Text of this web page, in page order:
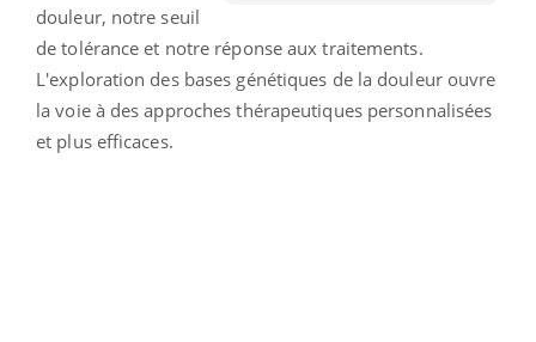
douleur, notre seuil
de tolérance et notre réponse aux traitements.
L'exploration des bases génétiques de la douleur ouvre
la voie à des approches thérapeutiques personnalisées
et plus efficaces.